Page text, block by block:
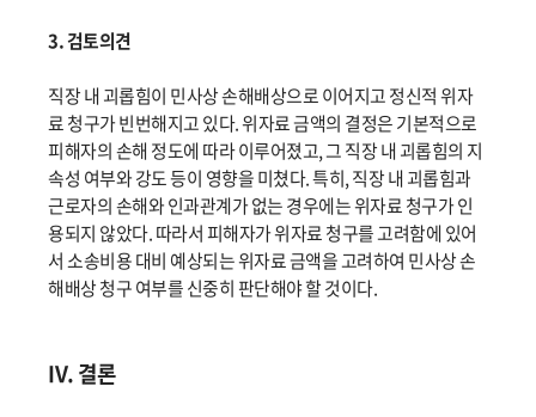
3. 검토의견
직장 내 괴롭힘이 민사상 손해배상으로 이어지고 정신적 위자
료 청구가 빈번해지고 있다. 위자료 금액의 결정은 기본적으로
피해자의 손해 정도에 따라 이루어졌고, 그 직장 내 괴롭힘의 지
속성 여부와 강도 등이 영향을 미쳤다. 특히, 직장 내 괴롭힘과
근로자의 손해와 인과관계가 없는 경우에는 위자료 청구가 인
용되지 않았다. 따라서 피해자가 위자료 청구를 고려함에 있어
서 소송비용 대비 예상되는 위자료 금액을 고려하여 민사상 손
해배상 청구 여부를 신중히 판단해야 할 것이다.
IV. 결론